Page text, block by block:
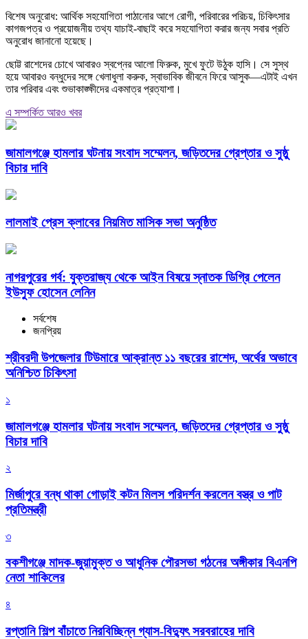
বিশেষ অনুরোধ: আর্থিক সহযোগিতা পাঠানোর আগে রোগী, পরিবারের পরিচয়, চিকিৎসার
কাগজপত্র ও প্রয়োজনীয় তথ্য যাচাই-বাছাই করে সহযোগিতা করার জন্য সবার প্রতি
অনুরোধ জানানো হয়েছে।
ছোট্ট রাশেদের চোখে আবারও স্বপ্নের আলো ফিরুক, মুখে ফুটে উঠুক হাসি। সে সুস্থ
হয়ে আবারও বন্ধুদের সঙ্গে খেলাধুলা করুক, স্বাভাবিক জীবনে ফিরে আসুক—এটাই এখন
তার পরিবার এবং শুভাকাঙ্ক্ষীদের একমাত্র প্রত্যাশা।
এ সম্পর্কিত আরও খবর
জামালগঞ্জে হামলার ঘটনায় সংবাদ সম্মেলন, জড়িতদের গ্রেপ্তার ও সুষ্ঠু
বিচার দাবি
লালমাই প্রেস ক্লাবের নিয়মিত মাসিক সভা অনুষ্ঠিত
নাগরপুরের গর্ব: যুক্তরাজ্য থেকে আইন বিষয়ে স্নাতক ডিগ্রি পেলেন
ইউসুফ হোসেন লেনিন
সর্বশেষ
জনপ্রিয়
শ্রীবরদী উপজেলার টিউমারে আক্রান্ত ১১ বছরের রাশেদ, অর্থের অভাবে
অনিশ্চিত চিকিৎসা
১
জামালগঞ্জে হামলার ঘটনায় সংবাদ সম্মেলন, জড়িতদের গ্রেপ্তার ও সুষ্ঠু
বিচার দাবি
২
মির্জাপুরে বন্ধ থাকা গোড়াই কটন মিলস পরিদর্শন করলেন বস্ত্র ও পাট
প্রতিমন্ত্রী
৩
বকশীগঞ্জে মাদক-জুয়ামুক্ত ও আধুনিক পৌরসভা গঠনের অঙ্গীকার বিএনপি
নেতা শাকিলের
৪
রপ্তানি শিল্প বাঁচাতে নিরবিচ্ছিন্ন গ্যাস-বিদ্যুৎ সরবরাহের দাবি